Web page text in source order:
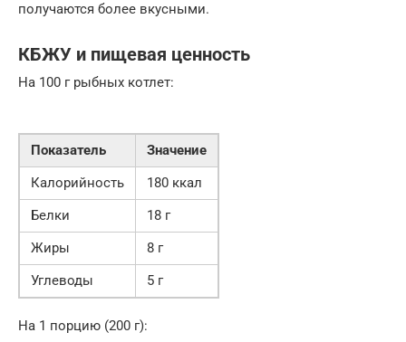
получаются более вкусными.
КБЖУ и пищевая ценность
На 100 г рыбных котлет:
Показатель
Значение
Калорийность
180 ккал
Белки
18 г
Жиры
8 г
Углеводы
5 г
На 1 порцию (200 г):